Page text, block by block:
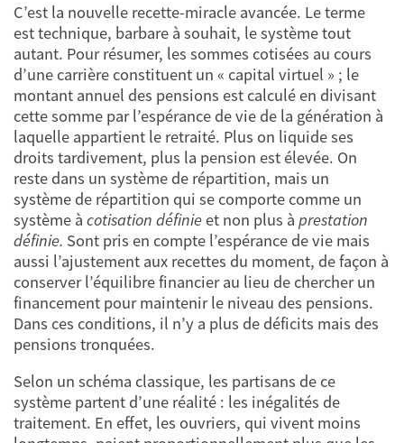
C’est la nouvelle recette-miracle avancée. Le terme
est technique, barbare à souhait, le système tout
autant. Pour résumer, les sommes cotisées au cours
d’une carrière constituent un « capital virtuel » ; le
montant annuel des pensions est calculé en divisant
cette somme par l’espérance de vie de la génération à
laquelle appartient le retraité. Plus on liquide ses
droits tardivement, plus la pension est élevée. On
reste dans un système de répartition, mais un
système de répartition qui se comporte comme un
système à cotisation définie et non plus à prestation
définie. Sont pris en compte l’espérance de vie mais
aussi l’ajustement aux recettes du moment, de façon à
conserver l’équilibre financier au lieu de chercher un
financement pour maintenir le niveau des pensions.
Dans ces conditions, il n’y a plus de déficits mais des
pensions tronquées.
Selon un schéma classique, les partisans de ce
système partent d’une réalité : les inégalités de
traitement. En effet, les ouvriers, qui vivent moins